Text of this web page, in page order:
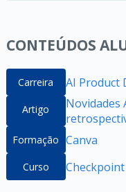
CONTEÚDOS
Carreira AI Product
Artigo
Novidades
Formação Canva
Curso